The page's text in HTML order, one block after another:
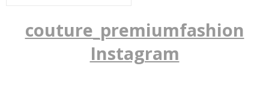
couture_premiumfashion
Instagram